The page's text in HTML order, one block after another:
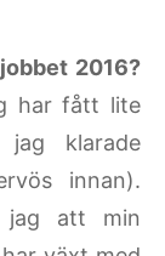
2016?
har fått lite
klarade
innan).
jag att min